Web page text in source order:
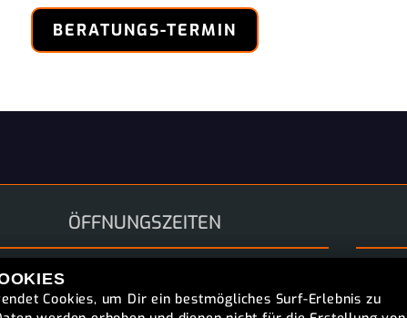
BERATUNGS-TERMIN
ÖFFNUNGSZEITEN
Sommeröffnungszeiten
Montag: 09:00 - 18:00
Cookies, um Dir ein bestmögliches Surf-Erlebnis zu